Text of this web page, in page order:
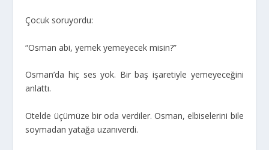
Çocuk soruyordu:
“Osman abi, yemek yemeyecek misin?”
Osman’da hiç ses yok. Bir baş işaretiyle yemeyeceğini
anlattı.
Otelde üçümüze bir oda verdiler. Osman, elbiselerini bile
soymadan yatağa uzanıverdi.